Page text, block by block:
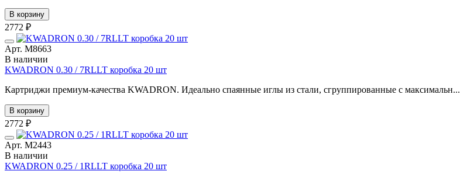
В корзину
2772 ₽
Арт. М8663
В наличии
KWADRON 0.30 / 7RLLT коробка 20 шт
Картриджи премиум-качества KWADRON. Идеально спаянные иглы из стали, сгруппированные с максимальн...
В корзину
2772 ₽
Арт. М2443
В наличии
KWADRON 0.25 / 1RLLT коробка 20 шт